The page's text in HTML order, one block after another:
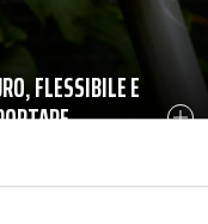
FLESSIBILE E